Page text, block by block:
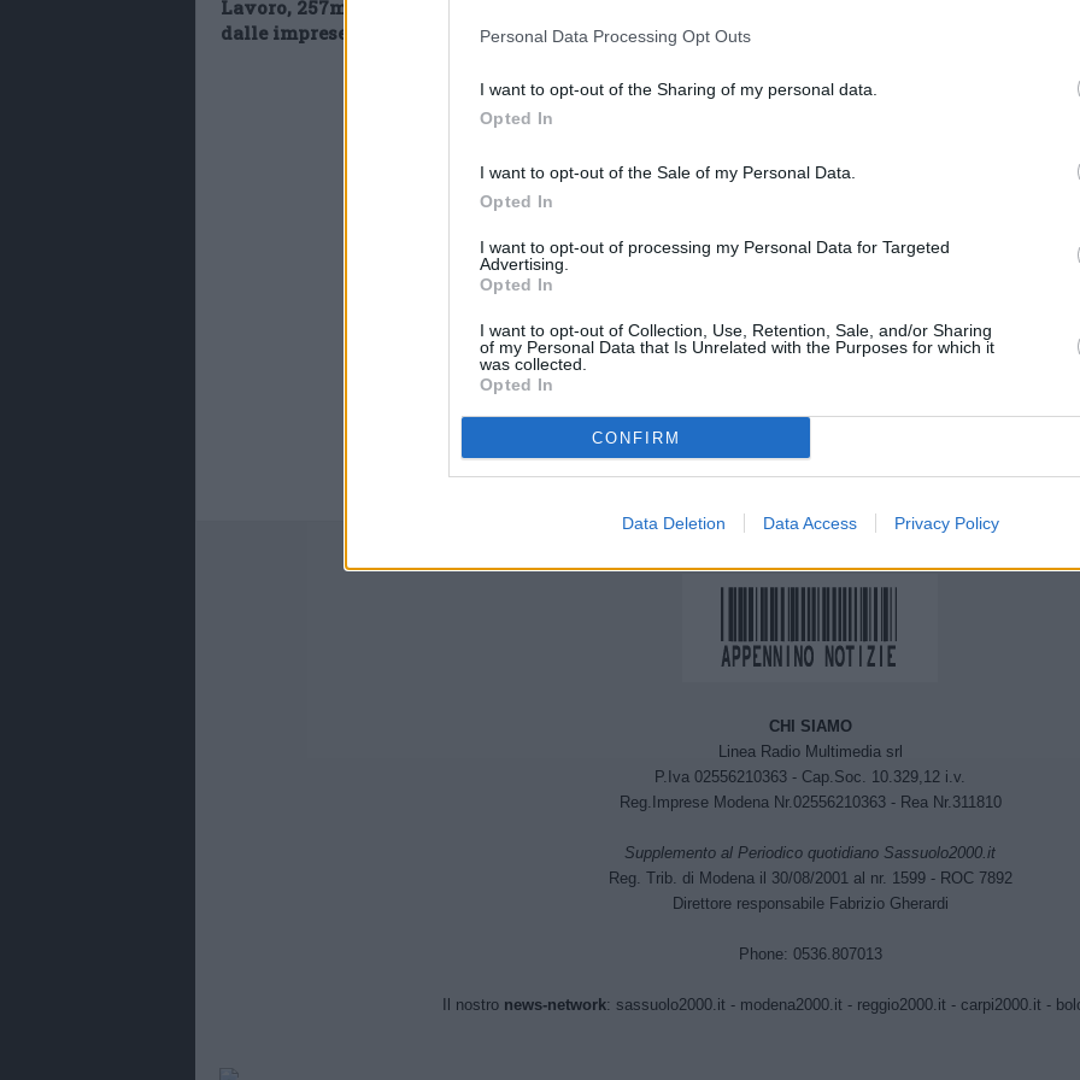
Personal Data Processing Opt Outs
I want to opt-out of the Sharing of my personal data.
Opted In
I want to opt-out of the Sale of my Personal Data.
Opted In
I want to opt-out of processing my Personal Data for Targeted
Advertising.
Opted In
I want to opt-out of Collection, Use, Retention, Sale, and/or Sharing
of my Personal Data that Is Unrelated with the Purposes for which it
was collected.
Opted In
CONFIRM
Data Deletion Data Access Privacy Policy
Lavoro, 257mila assunzioni previste
dalle imprese ad agosto
CHI SIAMO
Linea Radio Multimedia srl
P.Iva 02556210363 - Cap.Soc. 10.329,12 i.v.
Reg.Imprese Modena Nr.02556210363 - Rea Nr.311810
Supplemento al Periodico quotidiano Sassuolo2000.it
Reg. Trib. di Modena il 30/08/2001 al nr. 1599 - ROC 7892
Direttore responsabile Fabrizio Gherardi
Phone: 0536.807013
Il nostro news-network: sassuolo2000.it- modena2000.it - reggio2000.it- carpi2000.it-